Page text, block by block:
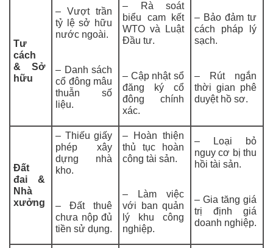
Tư
cách
& Sở
hữu
– Vượt trần
tỷ lệ sở hữu
nước ngoài.
– Danh sách
cổ đông mâu
thuẫn số
liệu.
– Rà soát
biểu cam kết
WTO và Luật
Đầu tư.
– Cập nhật sổ
đăng ký cổ
đông chính
xác.
– Bảo đảm tư
cách pháp lý
sạch.
– Rút ngắn
thời gian phê
duyệt hồ sơ.
Đất
đai &
Nhà
xưởng
– Thiếu giấy
phép xây
dựng nhà
kho.
– Đất thuê
chưa nộp đủ
tiền sử dụng.
– Hoàn thiện
thủ tục hoàn
công tài sản.
– Làm việc
với ban quản
lý khu công
nghiệp.
– Loại bỏ
nguy cơ bị thu
hồi tài sản.
– Gia tăng giá
trị định giá
doanh nghiệp.